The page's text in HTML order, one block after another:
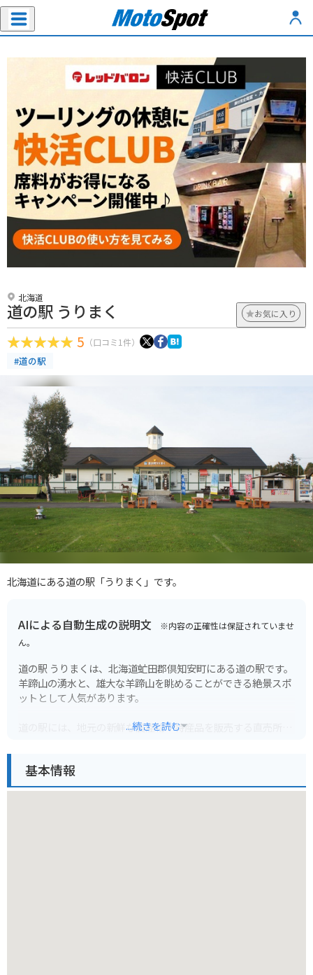
北海道
道の駅 うりまく お気に入り
5 （口コミ1件）
#道の駅
北海道にある道の駅「うりまく」です。
AIによる自動生成の説明文 ※内容の正確性は保証されていませ
ん。
道の駅 うりまくは、北海道虻田郡倶知安町にある道の駅です。
羊蹄山の湧水と、雄大な羊蹄山を眺めることができる絶景スポ
ットとして人気があります。
道の駅には、地元の新鮮な農産物や特産品を販売する直売所、
使った料理がおすすめです。
...続きを読む
基本情報